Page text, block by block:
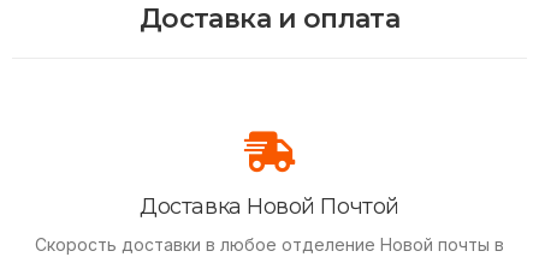
Доставка и оплата
Доставка Новой Почтой
Скорость доставки в любое отделение Новой почты в